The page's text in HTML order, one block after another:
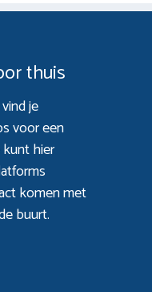
thuis
je
voor een
hier
komen met
buurt.